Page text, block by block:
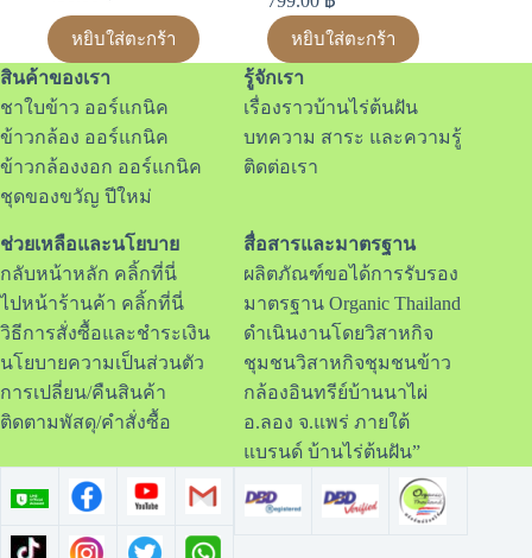
หยิบใส่ตะกร้า หยิบใส่ตะกร้า
สินค้าของเรา
ชาใบข้าว ออร์แกนิค
ข้าวกล้อง ออร์แกนิค
ข้าวกล้องงอก ออร์แกนิค
ชุดของขวัญ ปีใหม่
รู้จักเรา
เรื่องราวบ้านไร่ต้นฝัน
บทความ สาระ และความรู้
ติดต่อเรา
ช่วยเหลือและนโยบาย
กลับหน้าหลัก คลิ้กที่นี่
ไปหน้าร้านค้า คลิ้กที่นี่
วิธีการสั่งซื้อและชำระเงิน
นโยบายความเป็นส่วนตัว
การเปลี่ยน/คืนสินค้า
ติดตามพัสดุ/คำสั่งซื้อ
สื่อสารและมาตรฐาน
ผลิตภัณฑ์ขอได้การรับรอง
มาตรฐาน Organic Thailand
ดำเนินงานโดยวิสาหกิจ
ชุมชนวิสาหกิจชุมชนข้าว
กล้องอินทรีย์บ้านนาไผ่
อ.ลอง จ.แพร่ ภายใต้
แบรนด์ บ้านไร่ต้นฝัน”